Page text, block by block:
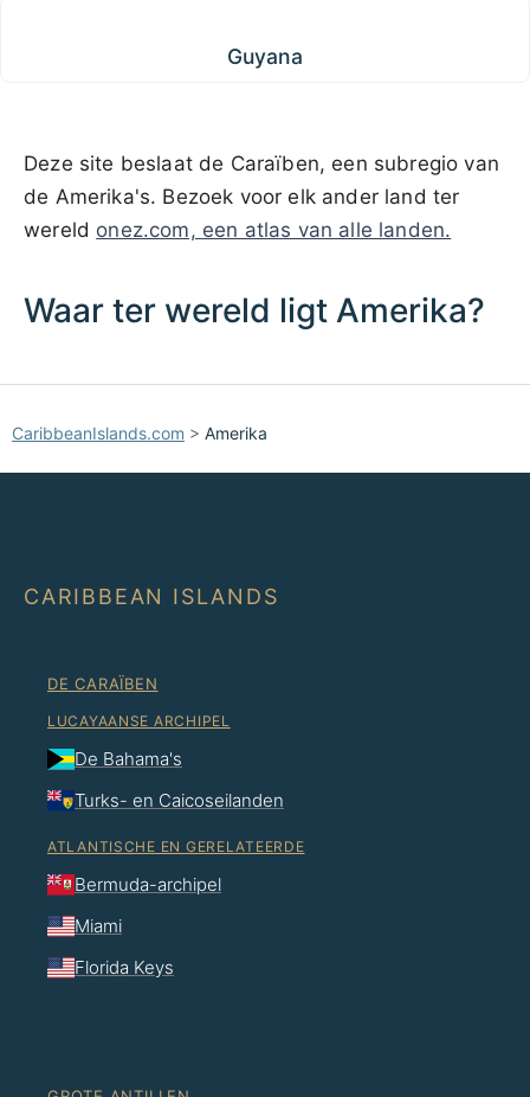
Guyana
Deze site beslaat de Caraïben, een subregio van
de Amerika's. Bezoek voor elk ander land ter
wereld onez.com, een atlas van alle landen.
Waar ter wereld ligt Amerika?
1000 km / 621.4 mi
+
CaribbeanIslands.com > Amerika
CARIBBEAN ISLANDS
DE CARAÏBEN
LUCAYAANSE ARCHIPEL
De Bahama's
Turks- en Caicoseilanden
ATLANTISCHE EN GERELATEERDE
Bermuda-archipel
Miami
Florida Keys